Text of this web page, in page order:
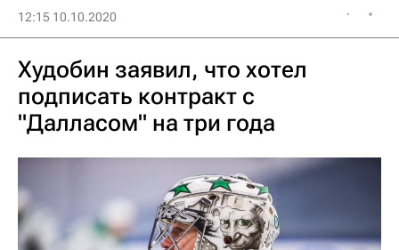
12:15 10.10.2020
Худобин заявил, что хотел
подписать контракт с
"Далласом" на три года